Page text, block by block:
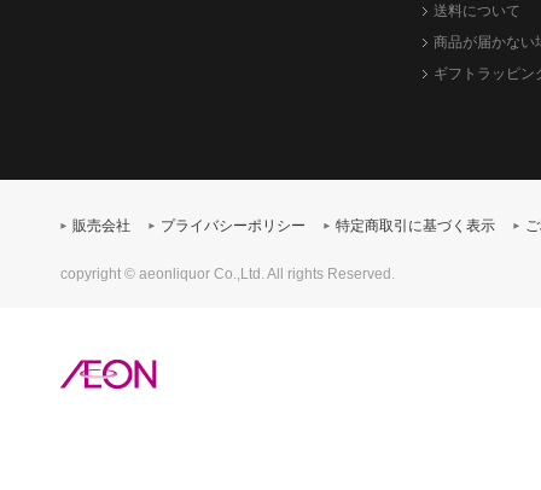
送料について
商品が届かない
ギフトラッピン
販売会社 プライバシーポリシー 特定商取引に基づく表示
copyright © aeonliquor Co.,Ltd. All rights Reserved.